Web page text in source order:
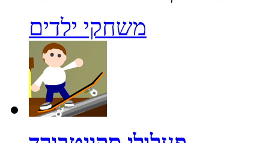
משחקי ילדים